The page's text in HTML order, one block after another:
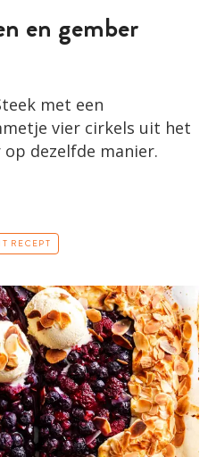
en gember
met een
vier cirkels uit het
dezelfde manier.
RECEPT